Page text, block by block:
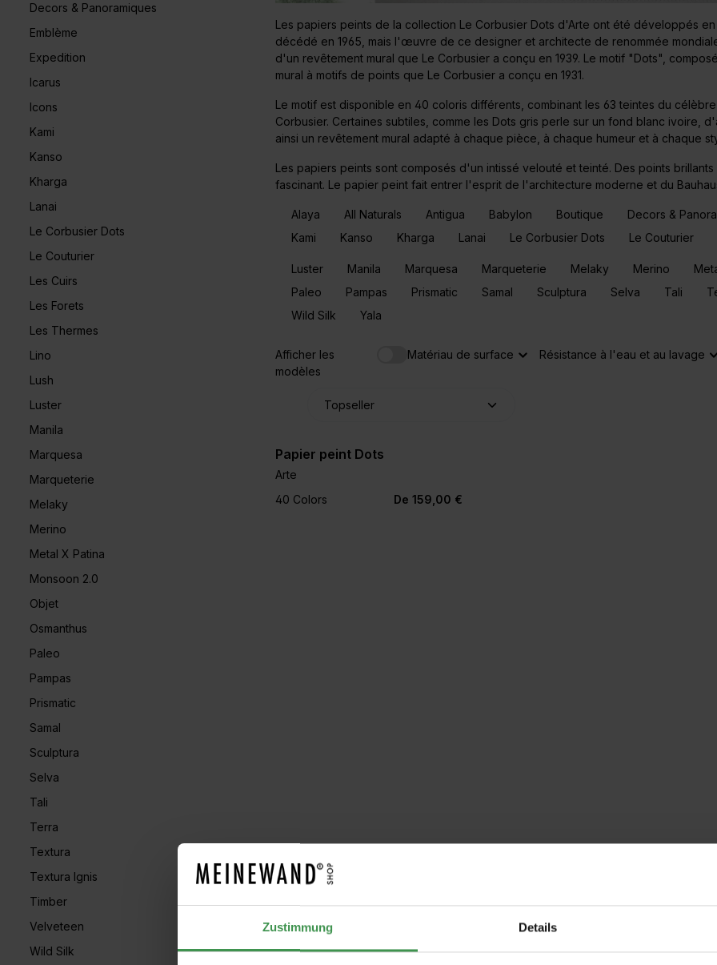
Zustimmung Details
Decors & Panoramiques
Emblème
Expedition
Icarus
Icons
Kami
Kanso
Kharga
Lanai
Le Corbusier Dots
Le Couturier
Les Cuirs
Les Forets
Les Thermes
Lino
Lush
Luster
Manila
Marquesa
Marqueterie
Melaky
Merino
Metal X Patina
Monsoon 2.0
Objet
Osmanthus
Paleo
Pampas
Prismatic
Samal
Sculptura
Selva
Tali
Terra
Textura
Textura Ignis
Timber
Velveteen
Wild Silk
Les papiers peints de la collection Le Corbusier Dots d'Arte ont été développés
décédé en 1965, mais l'œuvre de ce designer et architecte de renommée
d'un revêtement mural que Le Corbusier a conçu en 1939. Le motif "Dots",
mural à motifs de points que Le Corbusier a conçu en 1931.
Le motif est disponible en 40 coloris différents, combinant les 63 teintes du
Corbusier. Certaines subtiles, comme les Dots gris perle sur un fond blanc ivoire,
ainsi un revêtement mural adapté à chaque pièce, à chaque humeur et à chaque
Les papiers peints sont composés d'un intissé velouté et teinté. Des points
fascinant. Le papier peint fait entrer l'esprit de l'architecture moderne et du
Alaya All Naturals Antigua Babylon Boutique
Decors &
Kami
Kanso Kharga Lanai Le Corbusier Dots Le Couturier
Luster Manila Marquesa Marqueterie Melaky Merino
Paleo
Pampas Prismatic Samal Sculptura Selva Tali
Wild Silk
Yala
Afficher les
modèles
Matériau de surface Résistance à l'eau et au lavage
+36
Papier peint Dots
Arte
40 Colors
De 159,00 €